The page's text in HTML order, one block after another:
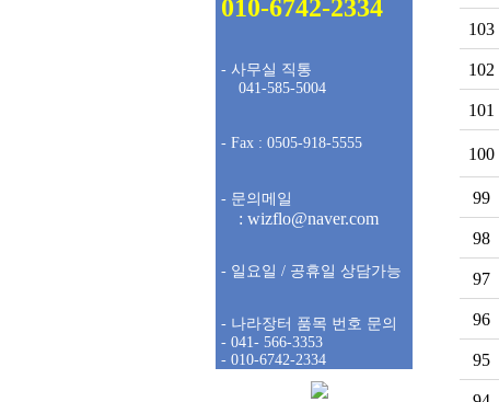
010-6742-2334
- 사무실 직통
041-585-5004
- Fax : 0505-918-5555
- 문의메일
: wizflo@naver.com
- 일요일 / 공휴일 상담가능
- 나라장터 품목 번호 문의
- 041- 566-3353
- 010-6742-2334
103
102
101
100
99
98
97
96
95